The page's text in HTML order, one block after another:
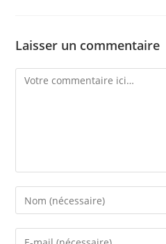
Laisser un commentaire
Comment
Enter
your
name
Enter